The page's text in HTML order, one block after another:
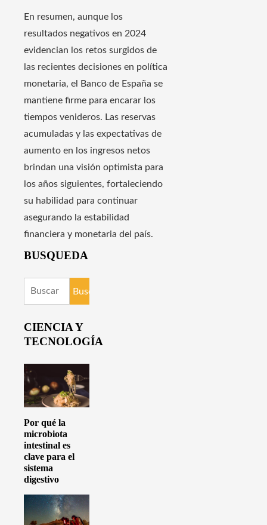
En resumen, aunque los
resultados negativos en 2024
evidencian los retos surgidos de
las recientes decisiones en política
monetaria, el Banco de España se
mantiene firme para encarar los
tiempos venideros. Las reservas
acumuladas y las expectativas de
aumento en los ingresos netos
brindan una visión optimista para
los años siguientes, fortaleciendo
su habilidad para continuar
asegurando la estabilidad
financiera y monetaria del país.
BUSQUEDA
Buscar:
CIENCIA Y
TECNOLOGÍA
Por qué la
microbiota
intestinal es
clave para el
sistema
digestivo